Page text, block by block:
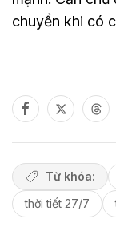
chuyển khi có
Từ khóa:
thời tiết 27/7